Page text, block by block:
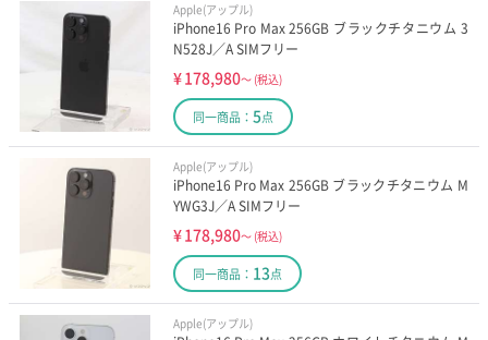
Apple(アップル)
iPhone16 Pro Max 256GB ブラックチタニウム 3
N528J／A SIMフリー
¥178,980～ (税込)
同一商品： 5点
Apple(アップル)
iPhone16 Pro Max 256GB ブラックチタニウム M
YWG3J／A SIMフリー
¥178,980～ (税込)
同一商品： 13点
Apple(アップル)